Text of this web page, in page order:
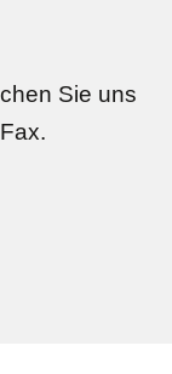
Sie uns